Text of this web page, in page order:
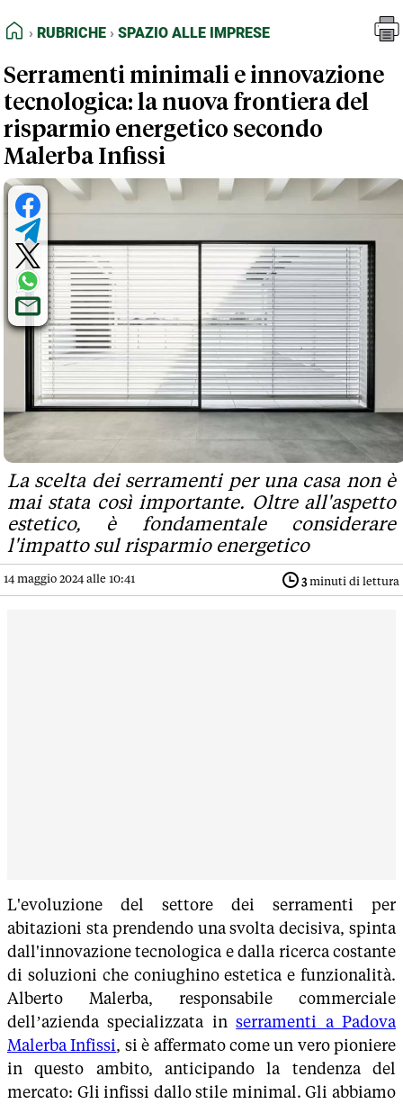
FEED RSS
NORMATIVE DEONTOLOGICHE
TERMINI e CONDIZIONI
Rubriche
Spazio alle Imprese
HOME
RUBRICHE SPAZIO ALLE IMPRESE
Serramenti minimali e innovazione
tecnologica: la nuova frontiera del
risparmio energetico secondo
Malerba Infissi
La scelta dei serramenti per una casa non è
mai stata così importante. Oltre all'aspetto
estetico, è fondamentale considerare
l'impatto sul risparmio energetico
14 maggio 2024 alle 10:41 3minuti di lettura
L'evoluzione del settore dei serramenti per
abitazioni sta prendendo una svolta decisiva, spinta
dall'innovazione tecnologica e dalla ricerca costante
di soluzioni che coniughino estetica e funzionalità.
Alberto Malerba, responsabile commerciale
dell’azienda specializzata inserramenti a Padova
Malerba Infissi, si è affermato come un vero pioniere
in questo ambito, anticipando la tendenza del
mercato: Gli infissi dallo stile minimal. Gli abbiamo